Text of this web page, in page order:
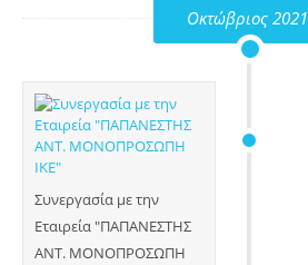
Οκτώβριος 2021
Συνεργασία με την
Εταιρεία "ΠΑΠΑΝΕΣΤΗΣ
ΑΝΤ. ΜΟΝΟΠΡΟΣΩΠΗ